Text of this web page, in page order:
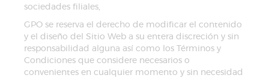
sociedades filiales,
GPO se reserva el derecho de modificar el contenido
y el diseño del Sitio Web a su entera discreción y sin
responsabilidad alguna así como los Términos y
Condiciones que considere necesarios o
convenientes en cualquier momento y sin necesidad